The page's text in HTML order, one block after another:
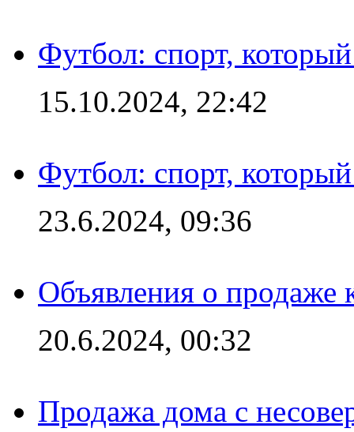
Футбол: спорт,
15.10.2024, 22:42
Футбол: спорт,
23.6.2024, 09:36
Объявления о продаже
20.6.2024, 00:32
Продажа дома с